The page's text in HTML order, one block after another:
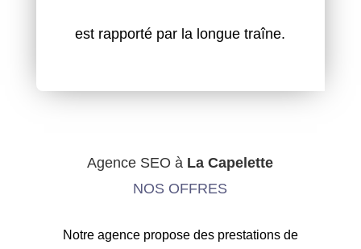
est rapporté par la longue traîne.
Agence SEO à La Capelette
NOS OFFRES
Notre agence propose des prestations de